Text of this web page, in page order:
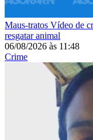
Maus-tratos Vídeo de
resgatar animal
06/08/2026 às 11:48
Crime